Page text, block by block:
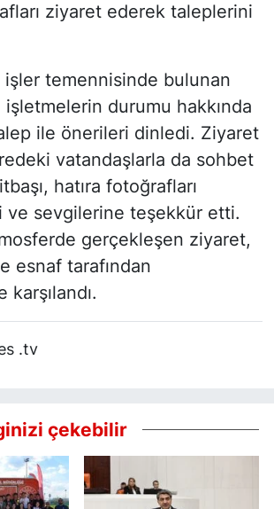
ziyaret ederek taleplerini
işler temennisinde bulunan
işletmelerin durumu hakkında
ile önerileri dinledi. Ziyaret
vatandaşlarla da sohbet
hatıra fotoğrafları
ve sevgilerine teşekkür etti.
gerçekleşen ziyaret,
esnaf tarafından
.tv
çekebilir